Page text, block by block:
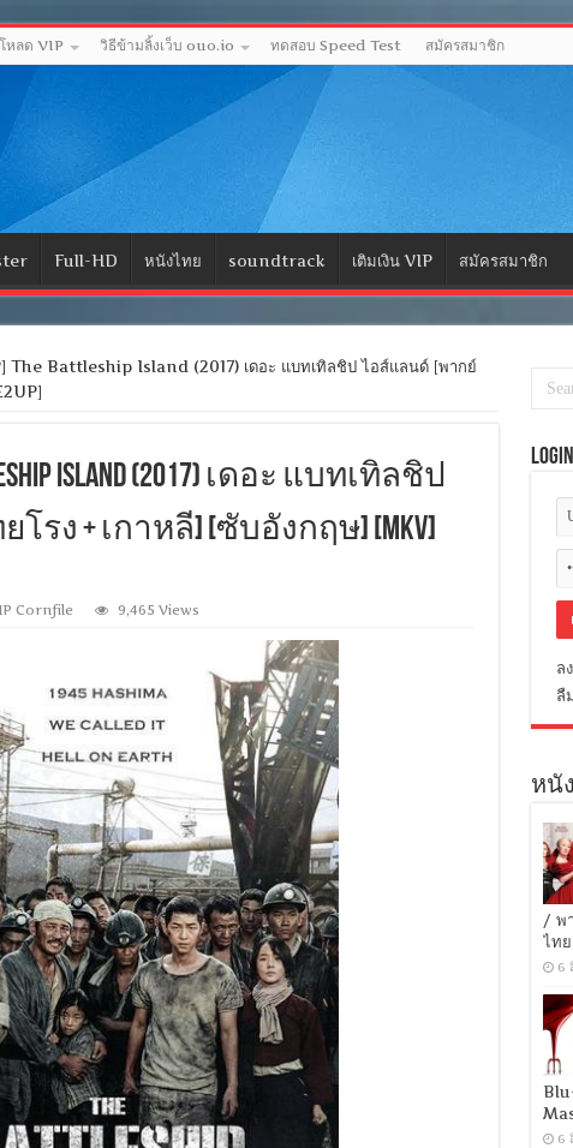
หลด VIP วิธีข้ามลิ้งเว็บ ouo.io ทดสอบ Speed Test สมัครสมาชิก
Full-HD หนังไทย soundtrack เติมเงิน VIP สมัครสมาชิก
The Battleship Island (2017) เดอะ แบทเทิลชิป ไอส์แลนด์ [พากย์
Island (2017) เดอะ แบทเทิลชิป
รง + เกาหลี] [ซับอังกฤษ] [MKV]
Cornfile 9,465 Views
Login
ล
ลื
หนั
/ พ
ไท
6
6